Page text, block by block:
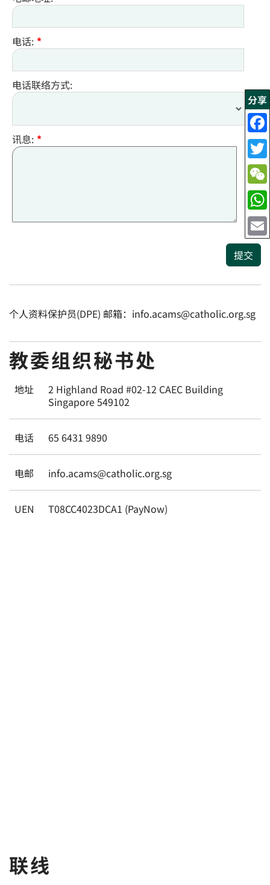
分享
电话: *
电话联络方式:
讯息: *
提交
个人资料保护员(DPE) 邮箱：info.acams@catholic.org.sg
教委组织秘书处
地址
2 Highland Road #02-12 CAEC Building
Singapore 549102
电话 65 6431 9890
电邮 info.acams@catholic.org.sg
UEN T08CC4023DCA1 (PayNow)
联线